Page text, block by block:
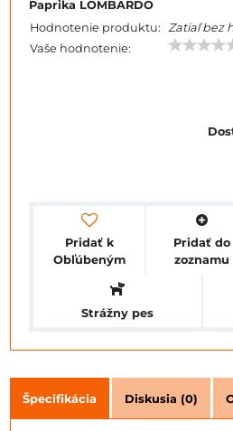
Paprika LOMBARDO
Hodnotenie produktu: Zatiaľ bez
Vaše hodnotenie:
Pridať k
Obľúbeným
Pridať do
zoznamu
Strážny pes
Špecifikácia Diskusia (0)